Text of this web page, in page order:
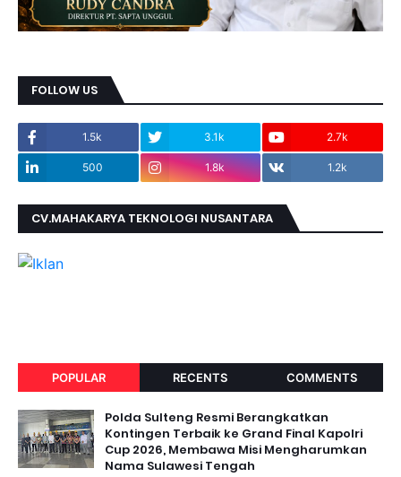
FOLLOW US
1.5k 3.1k 2.7k
500 1.8k 1.2k
CV.MAHAKARYA TEKNOLOGI NUSANTARA
POPULAR RECENTS COMMENTS
Polda Sulteng Resmi Berangkatkan
Kontingen Terbaik ke Grand Final Kapolri
Cup 2026, Membawa Misi Mengharumkan
Nama Sulawesi Tengah